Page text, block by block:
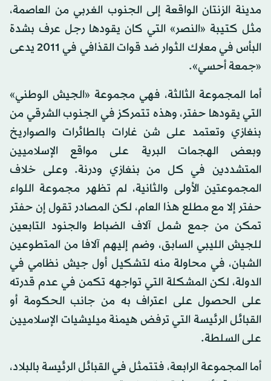
مدينة الزنتان الواقعة إلى الجنوب الغربي من العاصمة،
مثل كتيبة «النصر» التي كان يقودها رجل عرف بشدة
البأس في معارك الثوار ضد قوات القذافي في 2011 يدعى
«جمعة أحسي».
أما المجموعة الثالثة، فهي مجموعة «الجيش الوطني»
التي يقودها حفتر، وهذه تتمركز في الجنوب الشرقي من
بنغازي وتعتمد على شن غارات بالطائرات والصواريخ
وبعض الهجمات البرية على مواقع الإسلاميين
المتشددين في كل من بنغازي ودرنة. وعلى خلاف
المجموعتين الأولى والثانية، لم تظهر مجموعة اللواء
حفتر إلا مع مطلع هذا العام، لكن المصادر تقول إن حفتر
تمكن من جمع شمل آلاف الضباط والجنود التابعين
للجيش الليبي السابق، وضم إليهم آلافا من المتطوعين
الشبان، في محاولة منه لتشكيل أول جيش نظامي في
الدولة، لكن المشكلة التي تواجهه تكمن في عدم قدرته
على الحصول على اعتراف به من جانب الحكومة أو
القبائل الرئيسة التي ترفض هيمنة ميليشيات الإسلاميين
على السلطة.
أما المجموعة الرابعة، فتتمثل في القبائل الرئيسة بالبلاد،